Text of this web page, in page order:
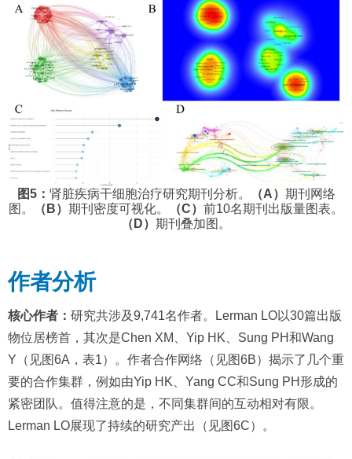
图5： 肾脏疾病干细胞治疗研究期刊分析。 （A） 期刊网络
图。
（B） 期刊密度可视化。 （C） 前10名期刊出版量图表。
（D） 期刊叠加图。
作者分析
核心作者： 研究共涉及9,741名作者。Lerman LO以30篇出版
物位居榜首，其次是Chen XM、Yip HK、Sung PH和Wang
Y（见图6A，表1）。作者合作网络（见图6B）揭示了几个重
要的合作集群，例如由Yip HK、Yang CC和Sung PH形成的
紧密团队。值得注意的是，不同集群间的互动相对有限。
Lerman LO展现了持续的研究产出（见图6C）。